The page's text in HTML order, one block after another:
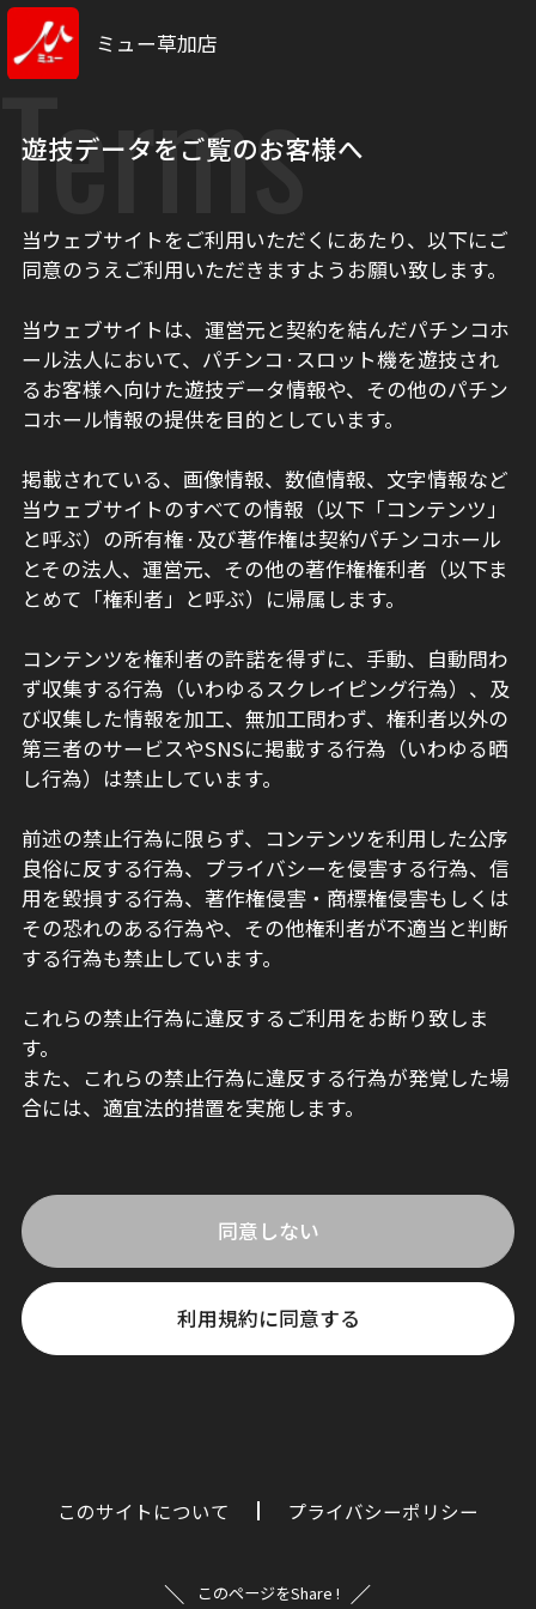
ミュー草加店
Terms
遊技データをご覧のお客様へ
当ウェブサイトをご利用いただくにあたり、以下にご
同意のうえご利用いただきますようお願い致します。
当ウェブサイトは、運営元と契約を結んだパチンコホ
ール法人において、パチンコ·スロット機を遊技され
るお客様へ向けた遊技データ情報や、その他のパチン
コホール情報の提供を目的としています。
掲載されている、画像情報、数値情報、文字情報など
当ウェブサイトのすべての情報（以下「コンテンツ」
と呼ぶ）の所有権·及び著作権は契約パチンコホール
とその法人、運営元、その他の著作権権利者（以下ま
とめて「権利者」と呼ぶ）に帰属します。
コンテンツを権利者の許諾を得ずに、手動、自動問わ
ず収集する行為（いわゆるスクレイピング行為）、及
び収集した情報を加工、無加工問わず、権利者以外の
第三者のサービスやSNSに掲載する行為（いわゆる晒
し行為）は禁止しています。
前述の禁止行為に限らず、コンテンツを利用した公序
良俗に反する行為、プライバシーを侵害する行為、信
用を毀損する行為、著作権侵害・商標権侵害もしくは
その恐れのある行為や、その他権利者が不適当と判断
する行為も禁止しています。
これらの禁止行為に違反するご利用をお断り致しま
す。
また、これらの禁止行為に違反する行為が発覚した場
合には、適宜法的措置を実施します。
同意しない
利用規約に同意する
このサイトについて プライバシーポリシー
このページをShare !